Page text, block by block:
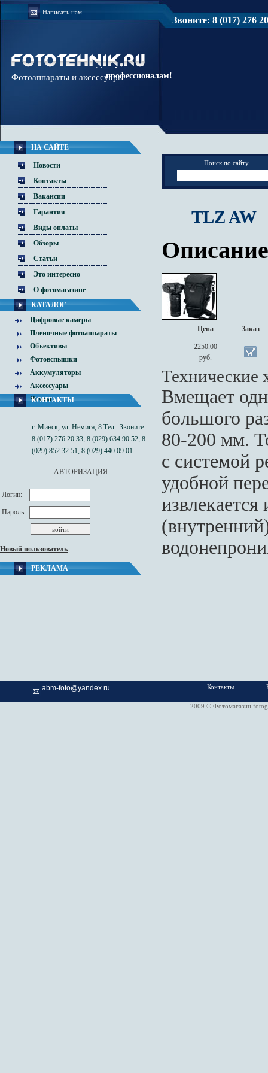
Написать нам
Звоните: 8 (017) 276
Доверяйте
профессионалам!
Фотоаппараты и аксессуары
НА САЙТЕ
Новости
Контакты
Вакансии
Гарантия
Виды оплаты
Обзоры
Статьи
Это интересно
О фотомагазине
КАТАЛОГ
Цифровые камеры
Пленочные фотоаппараты
Объективы
Фотовспышки
Аккумуляторы
Аксессуары
Чехлы
КОНТАКТЫ
г. Минск, ул. Немига, 8 Тел.: Звоните:
8 (017) 276 20 33, 8 (029) 634 90 52, 8
(029) 852 32 51, 8 (029) 440 09 01
АВТОРИЗАЦИЯ
Логин:
Пароль:
Новый пользователь
РЕКЛАМА
Поиск по сайту
TLZ AW
Цена Заказ
2250.00
руб.
Технические
Вмещает
большого
80-200 мм.
с системой
удобной
abm-foto@yandex.ru Контакты
2009 © Фотомагазин